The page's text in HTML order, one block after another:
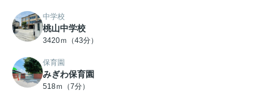
中学校
桃山中学校
3420ｍ（43分）
保育園
みぎわ保育園
518ｍ（7分）